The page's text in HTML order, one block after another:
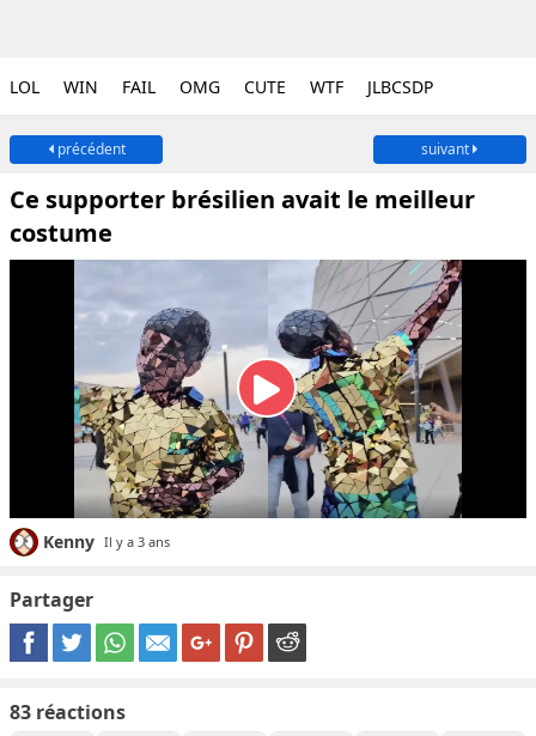
LOL WIN FAIL OMG CUTE WTF JLBCSDP
précédent suivant
Ce supporter brésilien avait le meilleur
costume
Kenny Il y a 3 ans
Partager
83 réactions